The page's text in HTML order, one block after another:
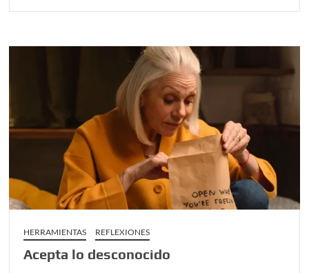
HERRAMIENTAS REFLEXIONES
Acepta lo desconocido